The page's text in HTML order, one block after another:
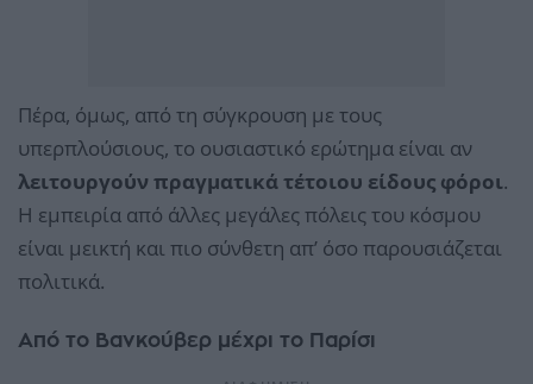
Πέρα, όμως, από τη σύγκρουση με τους
υπερπλούσιους, το ουσιαστικό ερώτημα είναι αν
λειτουργούν πραγματικά τέτοιου είδους φόροι.
Η εμπειρία από άλλες μεγάλες πόλεις του κόσμου
είναι μεικτή και πιο σύνθετη απ’ όσο παρουσιάζεται
πολιτικά.
Από το Βανκούβερ μέχρι το Παρίσι